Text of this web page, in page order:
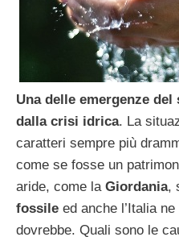
Una delle emergenze
dalla crisi idrica. La
caratteri sempre più
come se fosse un
aride, come la Giordania,
fossile ed anche l’Italia
dovrebbe. Quali sono le